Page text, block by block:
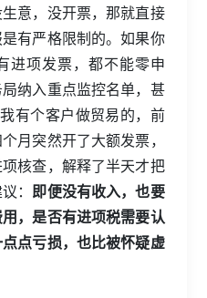
意，没开票，那就直接
有严格限制的。如果你
进项发票，都不能零申
纳入重点监控名单，甚
有个客户做贸易的，前
月突然开了大额发票，
核查，解释了半天才把
： 即便没有收入，也要
，是否有进项税需要认
点亏损，也比被怀疑虚